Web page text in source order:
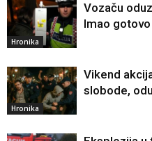
Hronika
Vozaču
Imao
Hronika
Vikend
slobode,